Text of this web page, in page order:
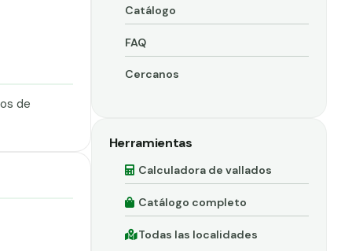
de
Catálogo
FAQ
Cercanos
Herramientas
Calculadora de vallados
Catálogo completo
Todas las localidades